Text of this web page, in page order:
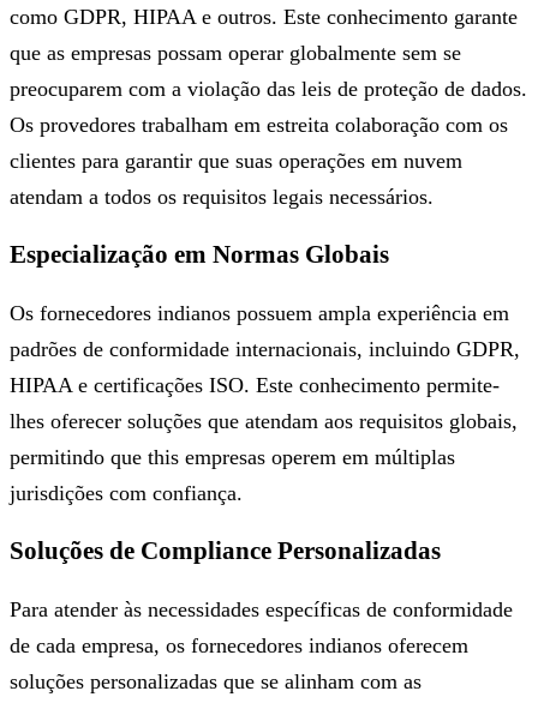
como GDPR, HIPAA e outros. Este conhecimento garante
que as empresas possam operar globalmente sem se
preocuparem com a violação das leis de proteção de dados.
Os provedores trabalham em estreita colaboração com os
clientes para garantir que suas operações em nuvem
atendam a todos os requisitos legais necessários.
Especialização em Normas Globais
Os fornecedores indianos possuem ampla experiência em
padrões de conformidade internacionais, incluindo GDPR,
HIPAA e certificações ISO. Este conhecimento permite-
lhes oferecer soluções que atendam aos requisitos globais,
permitindo que this empresas operem em múltiplas
jurisdições com confiança.
Soluções de Compliance Personalizadas
Para atender às necessidades específicas de conformidade
de cada empresa, os fornecedores indianos oferecem
soluções personalizadas que se alinham com as